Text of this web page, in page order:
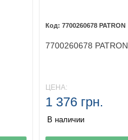
7700260678 PATRON
7700260678 PATRON
ЦЕНА:
1 376 грн.
В наличии